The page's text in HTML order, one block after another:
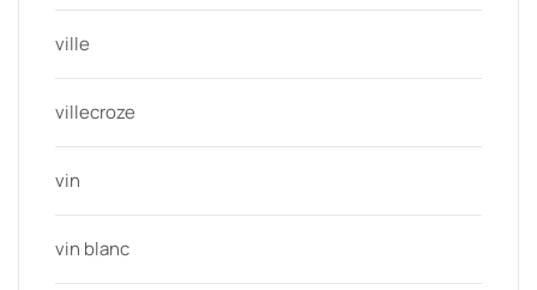
ville
villecroze
vin
vin blanc